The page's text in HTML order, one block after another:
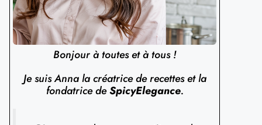
Bonjour à toutes et à tous !
Je suis Anna la créatrice de recettes et la
fondatrice deSpicyElegance.